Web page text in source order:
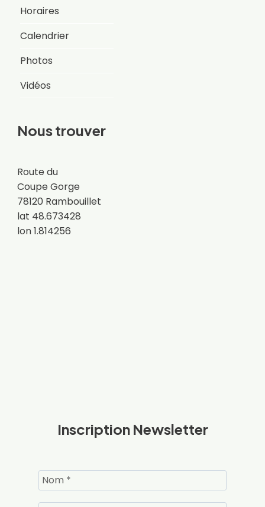
Horaires
Calendrier
Photos
Vidéos
Nous trouver
Route du
Coupe Gorge
78120 Rambouillet
lat 48.673428
lon 1.814256
Inscription Newsletter